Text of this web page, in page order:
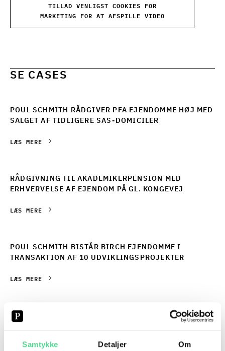
Samtykke Detaljer Om
TILLAD VENLIGST COOKIES FOR
MARKETING FOR AT AFSPILLE VIDEO
SE CASES
POUL SCHMITH RÅDGIVER PFA EJENDOMME HØJ MED
SALGET AF TIDLIGERE SAS-DOMICILER
LÆS MERE
RÅDGIVNING TIL AKADEMIKERPENSION MED
ERHVERVELSE AF EJENDOM PÅ GL. KONGEVEJ
LÆS MERE
POUL SCHMITH BISTÅR BIRCH EJENDOMME I
TRANSAKTION AF 10 UDVIKLINGSPROJEKTER
LÆS MERE
POUL SCHMITH BISTÅR DEN FREDERIKSBERGSKE
LÆS MERE